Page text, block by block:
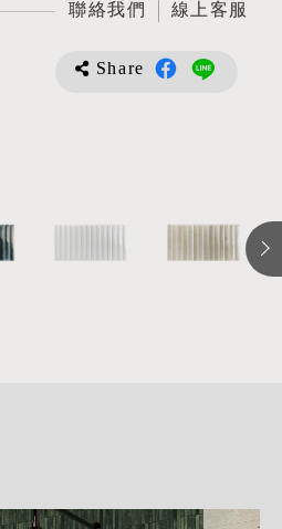
聯絡我們 線上客服
Share